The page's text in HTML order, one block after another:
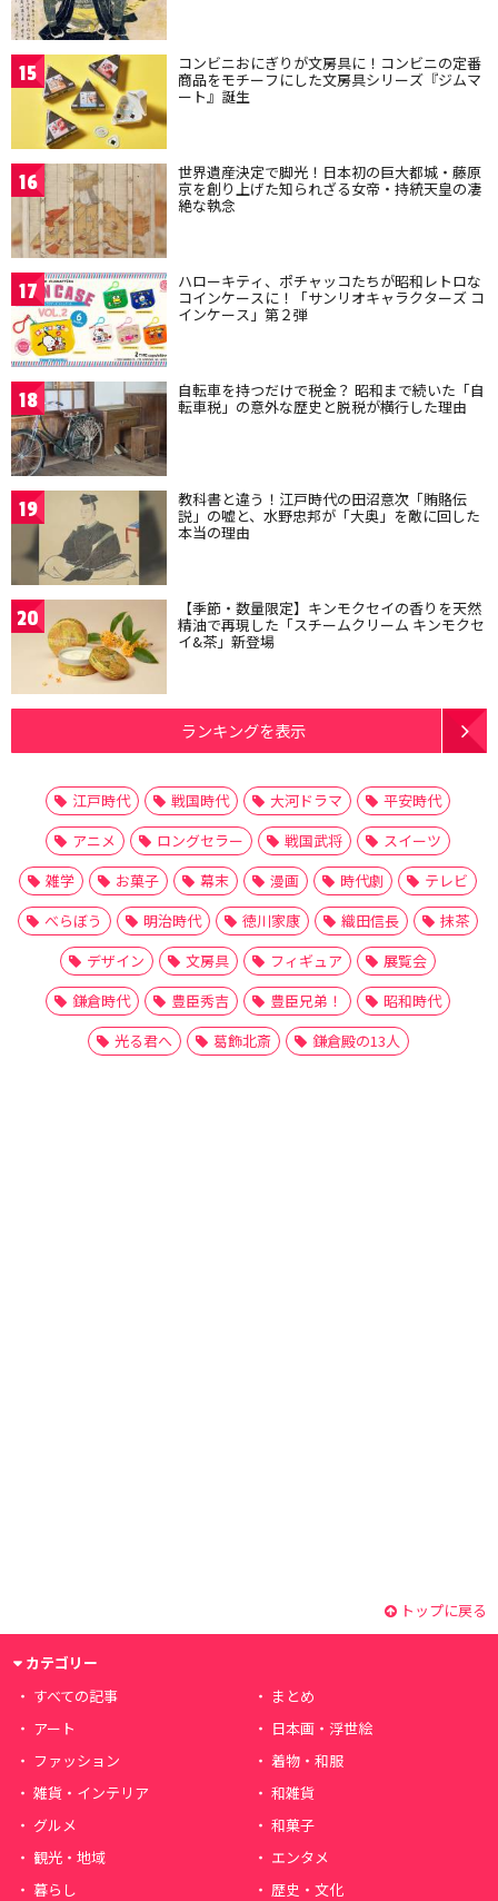
15 コンビニおにぎりが文房具に！コンビニの定番
商品をモチーフにした文房具シリーズ『ジムマ
ート』誕生
16 世界遺産決定で脚光！日本初の巨大都城・藤原
京を創り上げた知られざる女帝・持統天皇の凄
絶な執念
17 ハローキティ、ポチャッコたちが昭和レトロな
コインケースに！「サンリオキャラクターズ コ
インケース」第２弾
18 自転車を持つだけで税金？ 昭和まで続いた「自
転車税」の意外な歴史と脱税が横行した理由
19 教科書と違う！江戸時代の田沼意次「賄賂伝
説」の嘘と、水野忠邦が「大奥」を敵に回した
本当の理由
20 【季節・数量限定】キンモクセイの香りを天然
精油で再現した「スチームクリーム キンモクセ
イ&茶」新登場
ランキングを表示
江戸時代 戦国時代 大河ドラマ
平安時代
アニメ
ロングセラー 戦国武将
スイーツ
雑学
お菓子 幕末 漫画 時代劇
テレビ
べらぼう
明治時代 徳川家康 織田信長
抹茶
デザイン
文房具 フィギュア
展覧会
鎌倉時代
豊臣秀吉 豊臣兄弟！
昭和時代
光る君へ
葛飾北斎 鎌倉殿の13人
トップに戻る
カテゴリー
すべての記事
まとめ
アート
日本画・浮世絵
ファッション
着物・和服
雑貨・インテリア
和雑貨
グルメ
和菓子
観光・地域
エンタメ
暮らし
歴史・文化